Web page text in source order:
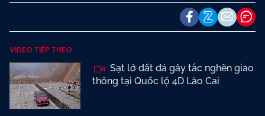
VIDEO TIẾP THEO
Sạt lở đất đá gây tắc nghẽn giao
thông tại Quốc lộ 4D Lào Cai